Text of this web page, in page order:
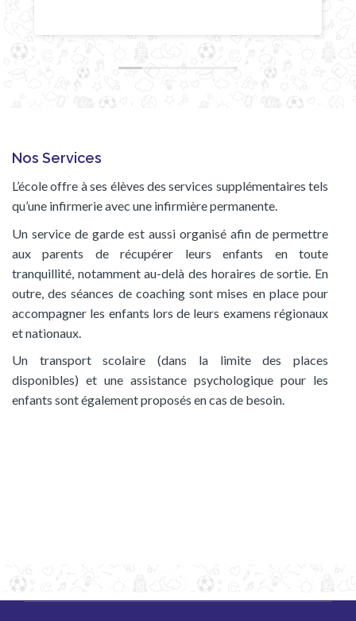
Nos Services
L’école offre à ses élèves des services supplémentaires tels
qu’une infirmerie avec une infirmière permanente.
Un service de garde est aussi organisé afin de permettre
aux parents de récupérer leurs enfants en toute
tranquillité, notamment au-delà des horaires de sortie. En
outre, des séances de coaching sont mises en place pour
accompagner les enfants lors de leurs examens régionaux
et nationaux.
Un transport scolaire (dans la limite des places
disponibles) et une assistance psychologique pour les
enfants sont également proposés en cas de besoin.